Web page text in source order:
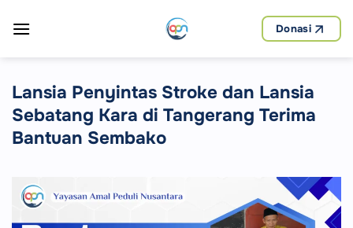
Donasi
Lansia Penyintas Stroke dan Lansia
Sebatang Kara di Tangerang Terima
Bantuan Sembako